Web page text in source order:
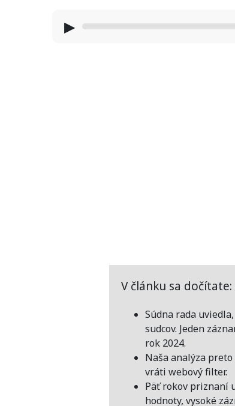
▶
V článku sa dočítate:
Súdna rada
sudcov. Jeden
rok 2024.
Naša analýza preto
vráti webový filter.
Päť rokov priznaní
hodnoty, vysoké